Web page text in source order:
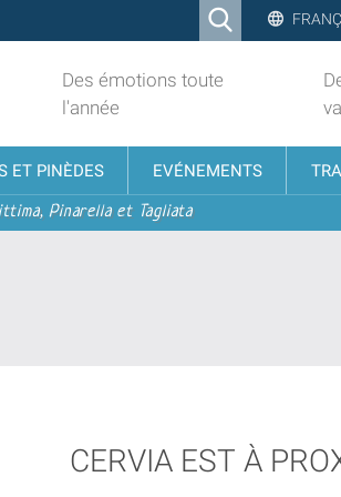
Ricerca
Search…
Des émotions toute
l'année
ET PINÈDES EVÉNEMENTS
Pinarella et Tagliata
CERVIA EST À